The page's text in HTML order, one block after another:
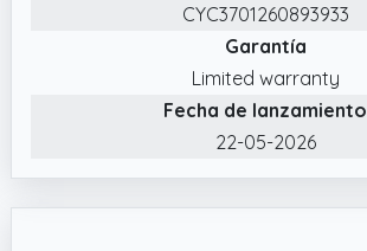
CYC3701260893933
Garantía
Limited warranty
Fecha de lanzamiento
22-05-2026